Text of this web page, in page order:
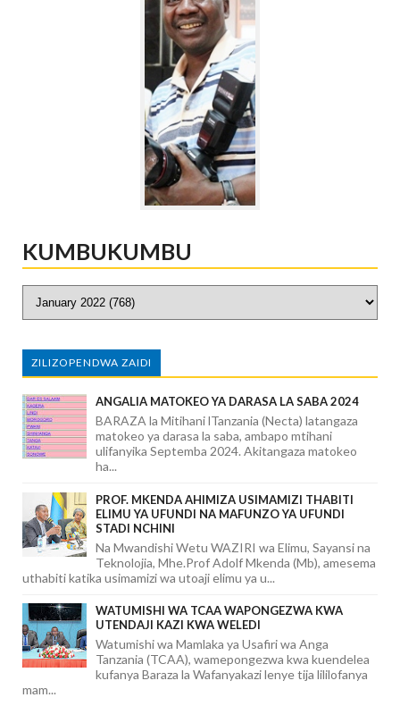
KUMBUKUMBU
ZILIZOPENDWA ZAIDI
ANGALIA MATOKEO YA DARASA LA SABA 2024
BARAZA la Mitihani lTanzania (Necta) latangaza
matokeo ya darasa la saba, ambapo mtihani
ulifanyika Septemba 2024. Akitangaza matokeo
ha...
PROF. MKENDA AHIMIZA USIMAMIZI THABITI
ELIMU YA UFUNDI NA MAFUNZO YA UFUNDI
STADI NCHINI
Na Mwandishi Wetu WAZIRI wa Elimu, Sayansi na
Teknolojia, Mhe.Prof Adolf Mkenda (Mb), amesema
uthabiti katika usimamizi wa utoaji elimu ya u...
WATUMISHI WA TCAA WAPONGEZWA KWA
UTENDAJI KAZI KWA WELEDI
Watumishi wa Mamlaka ya Usafiri wa Anga
Tanzania (TCAA), wamepongezwa kwa kuendelea
kufanya Baraza la Wafanyakazi lenye tija lililofanya
mam...